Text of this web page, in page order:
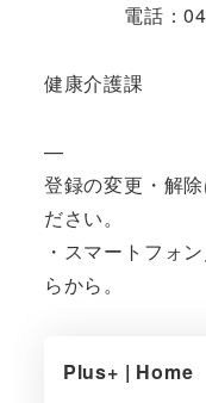
電話：
健康介護課
—
登録の変更・解
ださい。
・スマートフォ
らから。
Plus+ | Home